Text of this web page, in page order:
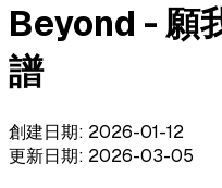
Beyond - 願
譜
創建日期: 2026-01-12
更新日期: 2026-03-05